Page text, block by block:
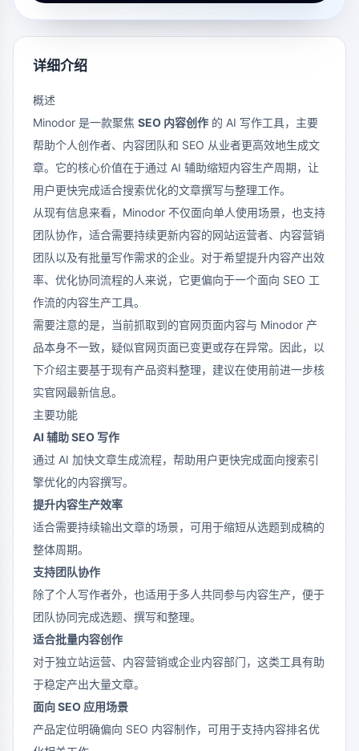
详细介绍
概述
Minodor 是一款聚焦 SEO 内容创作 的 AI 写作工具，主要
帮助个人创作者、内容团队和 SEO 从业者更高效地生成文
章。它的核心价值在于通过 AI 辅助缩短内容生产周期，让
用户更快完成适合搜索优化的文章撰写与整理工作。
从现有信息来看，Minodor 不仅面向单人使用场景，也支持
团队协作，适合需要持续更新内容的网站运营者、内容营销
团队以及有批量写作需求的企业。对于希望提升内容产出效
率、优化协同流程的人来说，它更偏向于一个面向 SEO 工
作流的内容生产工具。
需要注意的是，当前抓取到的官网页面内容与 Minodor 产
品本身不一致，疑似官网页面已变更或存在异常。因此，以
下介绍主要基于现有产品资料整理，建议在使用前进一步核
实官网最新信息。
主要功能
AI 辅助 SEO 写作
通过 AI 加快文章生成流程，帮助用户更快完成面向搜索引
擎优化的内容撰写。
提升内容生产效率
适合需要持续输出文章的场景，可用于缩短从选题到成稿的
整体周期。
支持团队协作
除了个人写作者外，也适用于多人共同参与内容生产，便于
团队协同完成选题、撰写和整理。
适合批量内容创作
对于独立站运营、内容营销或企业内容部门，这类工具有助
于稳定产出大量文章。
面向 SEO 应用场景
产品定位明确偏向 SEO 内容制作，可用于支持内容排名优